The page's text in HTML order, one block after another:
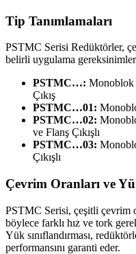
Tip Tanımlamaları
PSTMC Serisi Redüktörler,
belirli uygulama
PSTMC…:
Çıkış
PSTMC…01:
PSTMC…02:
ve Flanş Çıkışlı
PSTMC…03:
Çıkışlı
Çevrim Oranları ve
PSTMC Serisi, çeşitli çevrim
böylece farklı hız ve tork
Yük sınıflandırması,
performansını garanti eder.